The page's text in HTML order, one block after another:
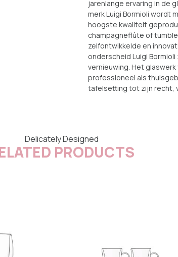
jarenlange ervaring in de
merk Luigi Bormioli wordt
hoogste kwaliteit
champagneflûte of
zelfontwikkelde en
onderscheid Luigi
vernieuwing. Het glaswerk
professioneel als
tafelsetting tot zijn recht,
Delicately Designed
PRODUCTS